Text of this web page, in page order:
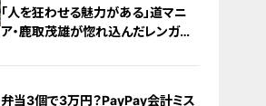
「人を狂わせる魅力がある」道マニ
ア・鹿取茂雄が惚れ込んだレンガの
弁当3個で3万円？PayPay会計ミス